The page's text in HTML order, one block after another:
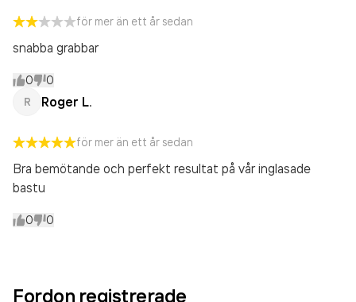
för mer än ett år sedan
snabba grabbar
0 0
R Roger L.
för mer än ett år sedan
Bra bemötande och perfekt resultat på vår inglasade
bastu
0 0
Fordon registrerade